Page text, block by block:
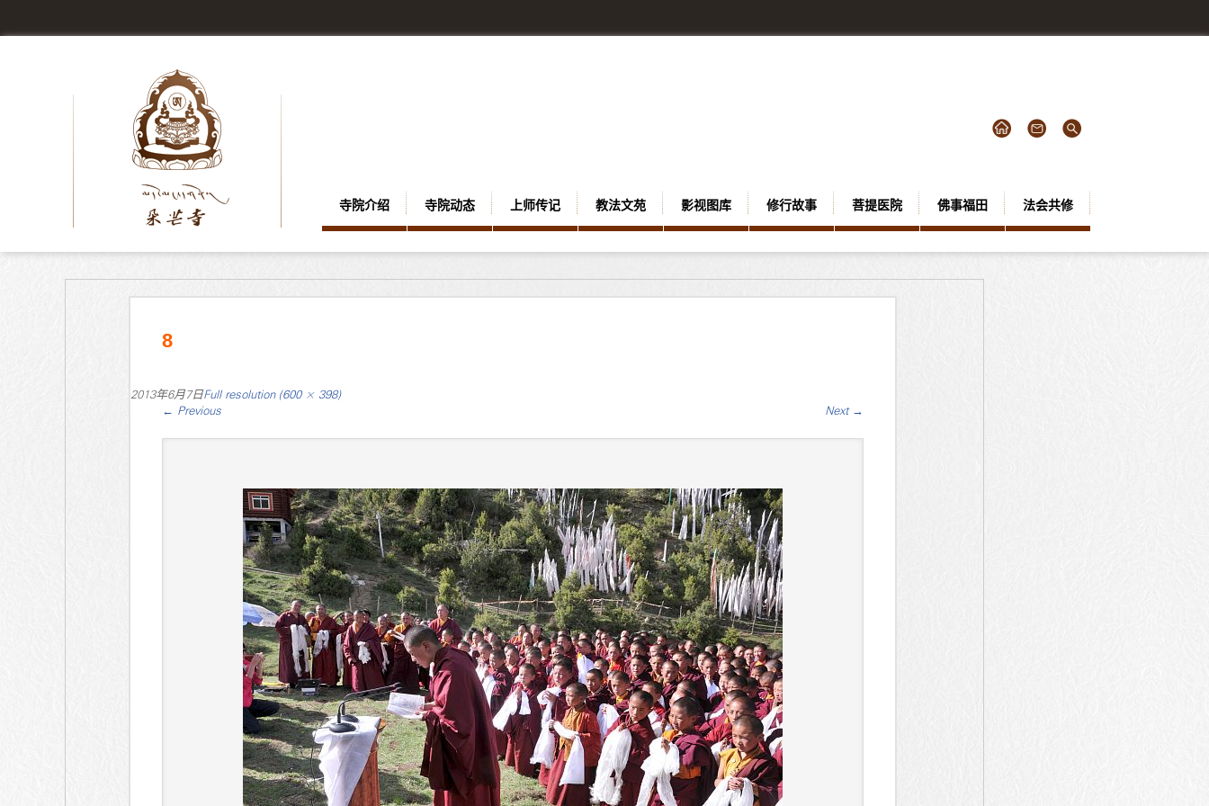
寺院介绍 寺院动态 上师传记 教法文苑 影视图库 修行故事 菩提医院 佛事福田 法会共修
8
2013年6月7日Full resolution (600 × 398)
← Previous Next →